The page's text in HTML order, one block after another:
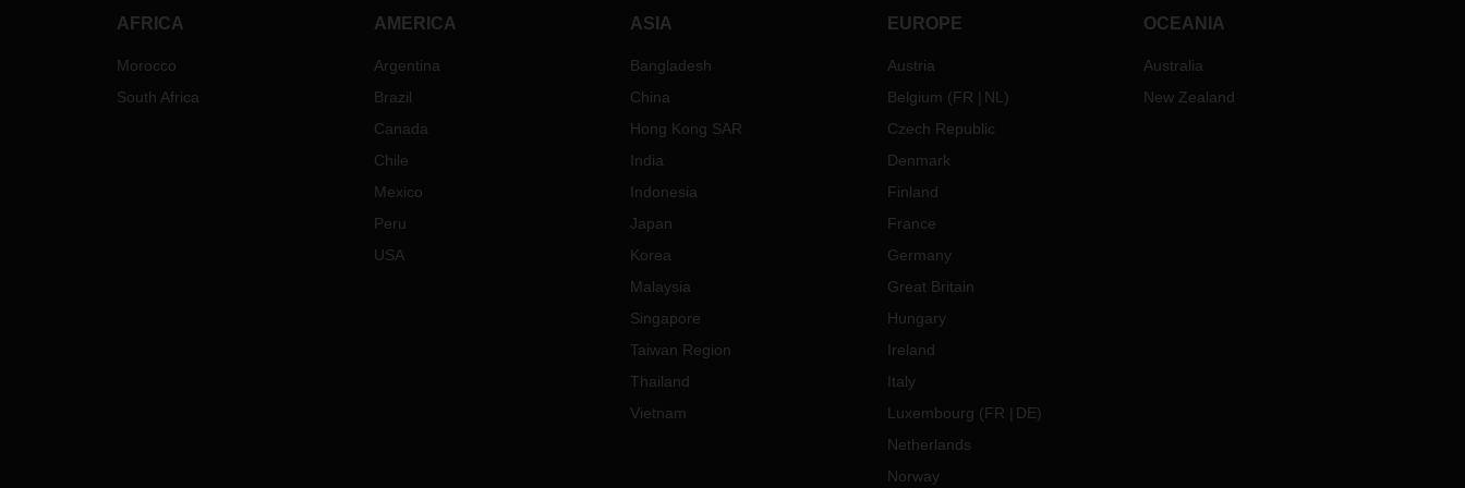
AFRICA
Morocco
South Africa
AMERICA
Argentina
Brazil
Canada
Chile
Mexico
Peru
USA
ASIA
Bangladesh
China
Hong Kong SAR
India
Indonesia
Japan
Korea
Malaysia
Singapore
Taiwan Region
Thailand
Vietnam
EUROPE
Austria
Belgium (FR NL )
Czech Republic
Denmark
Finland
France
Germany
Great Britain
Hungary
Ireland
Italy
Luxembourg (FR DE)
Netherlands
Norway
OCEANIA
Australia
New Zealand